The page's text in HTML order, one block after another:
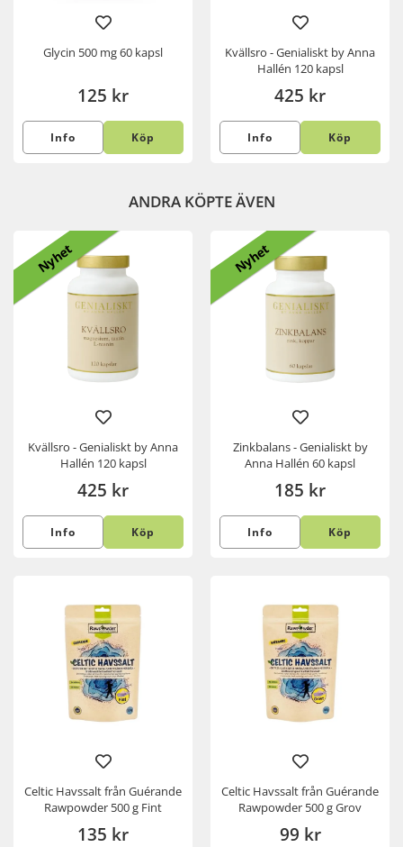
Glycin 500 mg 60 kapsl
125 kr
Info Köp
Kvällsro - Genialiskt by Anna
Hallén 120 kapsl
425 kr
Info Köp
ANDRA KÖPTE ÄVEN
Nyhet
Kvällsro - Genialiskt by Anna
Hallén 120 kapsl
425 kr
Info Köp
Nyhet
Zinkbalans - Genialiskt by
Anna Hallén 60 kapsl
185 kr
Info Köp
Celtic Havssalt från Guérande
Rawpowder 500 g Fint
135 kr
Celtic Havssalt från Guérande
Rawpowder 500 g Grov
99 kr